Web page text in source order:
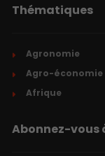
Thématiques
Agronomie
Agro-économie
Afrique
Abonnez-vous